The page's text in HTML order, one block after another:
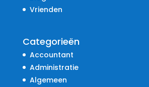
Vrienden
Categorieën
Accountant
Administratie
Algemeen